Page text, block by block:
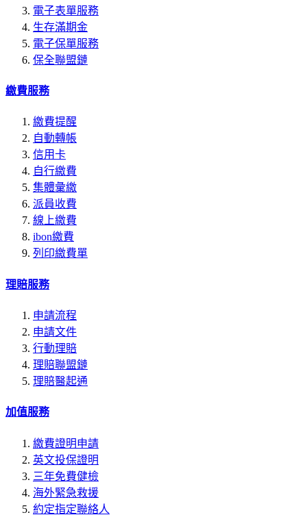
電子表單服務
生存滿期金
電子保單服務
保全聯盟鏈
繳費服務
繳費提醒
自動轉帳
信用卡
自行繳費
集體彙繳
派員收費
線上繳費
ibon繳費
列印繳費單
理賠服務
申請流程
申請文件
行動理賠
理賠聯盟鏈
理賠醫起通
加值服務
繳費證明申請
英文投保證明
三年免費健檢
海外緊急救援
約定指定聯絡人